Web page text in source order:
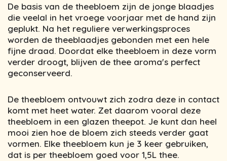
De basis van de theebloem zijn de jonge blaadjes
die veelal in het vroege voorjaar met de hand zijn
geplukt. Na het reguliere verwerkingsproces
worden de theeblaadjes gebonden met een hele
fijne draad. Doordat elke theebloem in deze vorm
verder droogt, blijven de thee aroma's perfect
geconserveerd.
De theebloem ontvouwt zich zodra deze in contact
komt met heet water. Zet daarom vooral deze
theebloem in een glazen theepot. Je kunt dan heel
mooi zien hoe de bloem zich steeds verder gaat
vormen. Elke theebloem kun je 3 keer gebruiken,
dat is per theebloem goed voor 1,5L thee.